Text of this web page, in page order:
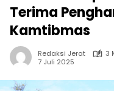
Terima
Kamtibmas
Redaksi Jerat
3
7 Juli 2025